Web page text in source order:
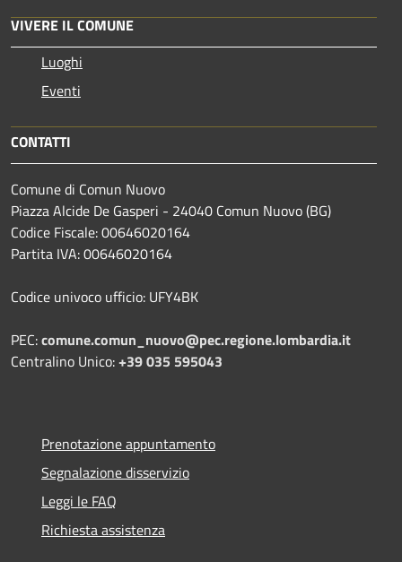
VIVERE IL COMUNE
Luoghi
Eventi
CONTATTI
Comune di Comun Nuovo
Piazza Alcide De Gasperi - 24040 Comun Nuovo (BG)
Codice Fiscale: 00646020164
Partita IVA: 00646020164
Codice univoco ufficio: UFY4BK
PEC:comune.comun_nuovo@pec.regione.lombardia.it
Centralino Unico:+39 035 595043
Prenotazione appuntamento
Segnalazione disservizio
Leggi le FAQ
Richiesta assistenza